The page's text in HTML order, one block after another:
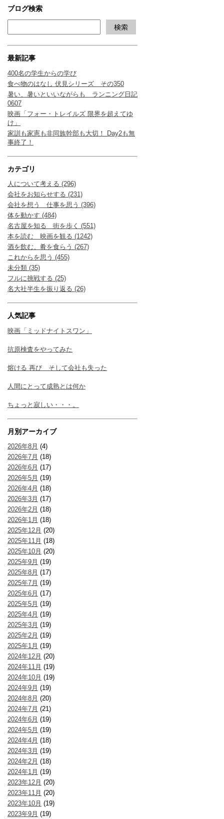
ブログ検索
最新記事
400名の学生からの学び
食べ物のはなし 伏見シリーズ その350
暑い、暑いといいながらも ランニング日記
0607
映画「フォー・トレイルズ 限界を超えてゆ
け」
家訓も家憲も非同族幹部も大切！ Day2も無
事終了！
カテゴリ
人について考える (296)
会社をお知らせする (231)
会社を想う 仕事を思う (396)
体を動かす (484)
名古屋を知る 街を歩く (551)
本を読む 映画を観る (1242)
酒を飲む、肴を食らう (267)
これからを思う (455)
未分類 (35)
フルに挑戦する (25)
名大社半生を振り返る (26)
人気記事
映画「ミッドナイトスワン」
抗原検査をやってみた
熔ける 再び そして会社も失った
人間にとって成熟とは何か
ちょっと寂しい・・・。
月別アーカイブ
2026年8月 (4)
2026年7月 (18)
2026年6月 (17)
2026年5月 (19)
2026年4月 (18)
2026年3月 (17)
2026年2月 (18)
2026年1月 (18)
2025年12月 (20)
2025年11月 (18)
2025年10月 (20)
2025年9月 (19)
2025年8月 (17)
2025年7月 (19)
2025年6月 (17)
2025年5月 (19)
2025年4月 (19)
2025年3月 (19)
2025年2月 (19)
2025年1月 (19)
2024年12月 (20)
2024年11月 (19)
2024年10月 (19)
2024年9月 (19)
2024年8月 (20)
2024年7月 (21)
2024年6月 (19)
2024年5月 (19)
2024年4月 (18)
2024年3月 (19)
2024年2月 (18)
2024年1月 (19)
2023年12月 (20)
2023年11月 (20)
2023年10月 (19)
2023年9月 (19)